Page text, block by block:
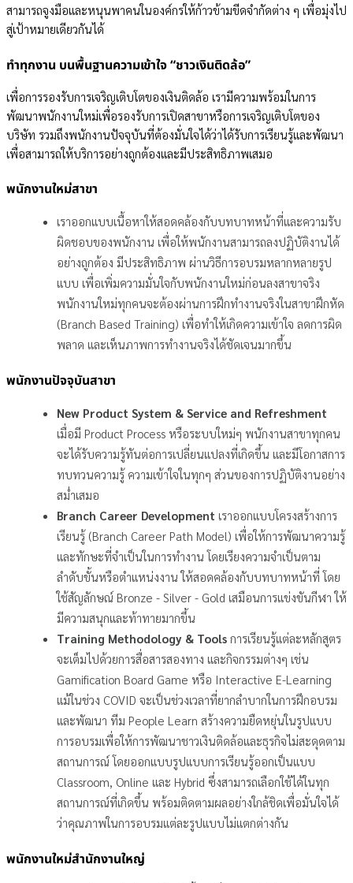
สามารถจูงมือและหนุนพาคนในองค์กรให้ก้าวข้ามขีดจำกัดต่าง ๆ เพื่อมุ่งไป
สู่เป้าหมายเดียวกันได้
ทำทุกงาน บนพื้นฐานความเข้าใจ “ชาวเงินติดล้อ”
เพื่อการรองรับการเจริญเติบโตของเงินติดล้อ เรามีความพร้อมในการ
พัฒนาพนักงานใหม่เพื่อรองรับการเปิดสาขาหรือการเจริญเติบโตของ
บริษัท รวมถึงพนักงานปัจจุบันที่ต้องมั่นใจได้ว่าได้รับการเรียนรู้และพัฒนา
เพื่อสามารถให้บริการอย่างถูกต้องและมีประสิทธิภาพเสมอ
พนักงานใหม่สาขา
เราออกแบบเนื้อหาให้สอดคล้องกับบทบาทหน้าที่และความรับ
ผิดชอบของพนักงาน เพื่อให้พนักงานสามารถลงปฏิบัติงานได้
อย่างถูกต้อง มีประสิทธิภาพ ผ่านวิธีการอบรมหลากหลายรูป
แบบ เพื่อเพิ่มความมั่นใจกับพนักงานใหม่ก่อนลงสาขาจริง
พนักงานใหม่ทุกคนจะต้องผ่านการฝึกทำงานจริงในสาขาฝึกหัด
(Branch Based Training) เพื่อทำให้เกิดความเข้าใจ ลดการผิด
พลาด และเห็นภาพการทำงานจริงได้ชัดเจนมากขึ้น
พนักงานปัจจุบันสาขา
New Product System & Service and Refreshment
เมื่อมี Product Process หรือระบบใหม่ๆ พนักงานสาขาทุกคน
จะได้รับความรู้ทันต่อการเปลี่ยนแปลงที่เกิดขึ้น และมีโอกาสการ
ทบทวนความรู้ ความเข้าใจในทุกๆ ส่วนของการปฏิบัติงานอย่าง
สม่ำเสมอ
Branch Career Development เราออกแบบโครงสร้างการ
เรียนรู้ (Branch Career Path Model) เพื่อให้การพัฒนาความรู้
และทักษะที่จำเป็นในการทำงาน โดยเรียงความจำเป็นตาม
ลำดับขั้นหรือตำแหน่งงาน ให้สอดคล้องกับบทบาทหน้าที่ โดย
ใช้สัญลักษณ์ Bronze - Silver - Gold เสมือนการแข่งขันกีฬา ให้
มีความสนุกและท้าทายมากขึ้น
Training Methodology & Tools การเรียนรู้แต่ละหลักสูตร
จะเต็มไปด้วยการสื่อสารสองทาง และกิจกรรมต่างๆ เช่น
Gamification Board Game หรือ Interactive E-Learning
แม้ในช่วง COVID จะเป็นช่วงเวลาที่ยากลำบากในการฝึกอบรม
และพัฒนา ทีม People Learn สร้างความยืดหยุ่นในรูปแบบ
การอบรมเพื่อให้การพัฒนาชาวเงินติดล้อและธุรกิจไม่สะดุดตาม
สถานการณ์ โดยออกแบบรูปแบบการเรียนรู้ออกเป็นแบบ
Classroom, Online และ Hybrid ซึ่งสามารถเลือกใช้ได้ในทุก
สถานการณ์ที่เกิดขึ้น พร้อมติดตามผลอย่างใกล้ชิดเพื่อมั่นใจได้
ว่าคุณภาพในการอบรมแต่ละรูปแบบไม่แตกต่างกัน
พนักงานใหม่สำนักงานใหญ่